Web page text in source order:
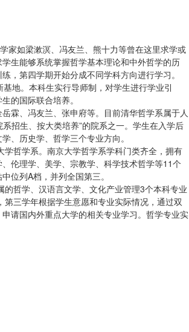
家如梁漱溟、冯友兰、熊十力等曾在这里求学或
生能够系统掌握哲学基本理论和中外哲学的历
，第四学期开始分成不同学科方向进行学习。
地。本科生实行导师制，对学生进行学业引
的国际联合培养。
霖、冯友兰、张申府等。目前清华哲学系属于人
招生、按大类培养”的院系之一。学生在入学后
、历史学、哲学三个专业方向。
哲学系。南京大学哲学系学科门类齐全，拥有
伦理学、美学、宗教学、科学技术哲学等11个
位列A档，并列全国第三。
哲学、汉语言文学、文化产业管理3个本科专业
三学年根据学生意愿和专业实际情况，通过双
请国内外重点大学的相关专业学习。哲学专业实